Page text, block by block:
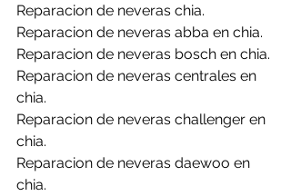
Reparacion de neveras chia.
Reparacion de neveras abba en chia.
Reparacion de neveras bosch en chia.
Reparacion de neveras centrales en
chia.
Reparacion de neveras challenger en
chia.
Reparacion de neveras daewoo en
chia.